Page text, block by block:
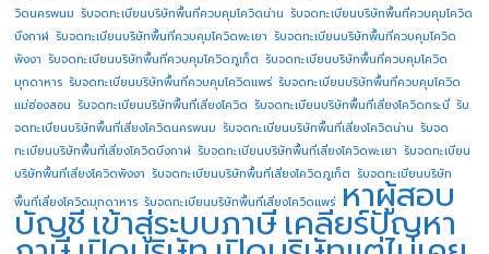
วิดนครพนม รับจดทะเบียนบริษัทพื้นที่ควบคุมโควิดน่าน รับจดทะเบียนบริษัทพื้นที่ควบคุมโควิด
บึงกาฬ รับจดทะเบียนบริษัทพื้นที่ควบคุมโควิดพะเยา รับจดทะเบียนบริษัทพื้นที่ควบคุมโควิด
พังงา รับจดทะเบียนบริษัทพื้นที่ควบคุมโควิดภูเก็ต รับจดทะเบียนบริษัทพื้นที่ควบคุมโควิด
มุกดาหาร รับจดทะเบียนบริษัทพื้นที่ควบคุมโควิดแพร่ รับจดทะเบียนบริษัทพื้นที่ควบคุมโควิด
แม่ฮ่องสอน รับจดทะเบียนบริษัทพื้นที่เสี่ยงโควิด รับจดทะเบียนบริษัทพื้นที่เสี่ยงโควิดกระบี่ รับ
จดทะเบียนบริษัทพื้นที่เสี่ยงโควิดนครพนม รับจดทะเบียนบริษัทพื้นที่เสี่ยงโควิดน่าน รับจด
ทะเบียนบริษัทพื้นที่เสี่ยงโควิดบึงกาฬ รับจดทะเบียนบริษัทพื้นที่เสี่ยงโควิดพะเยา รับจดทะเบียน
บริษัทพื้นที่เสี่ยงโควิดพังงา รับจดทะเบียนบริษัทพื้นที่เสี่ยงโควิดภูเก็ต รับจดทะเบียนบริษัท
พื้นที่เสี่ยงโควิดมุกดาหาร รับจดทะเบียนบริษัทพื้นที่เสี่ยงโควิดแพร่ หาผู้สอบ
บัญชี เข้าสู่ระบบภาษี เคลียร์ปัญหา